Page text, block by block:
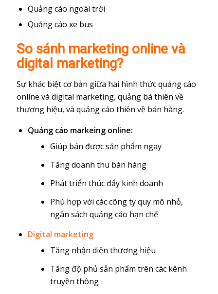
Quảng cáo ngoài trời
Quảng cáo xe bus
So sánh marketing online và
digital marketing?
Sự khác biệt cơ bản giữa hai hình thức quảng cáo
online và digital marketing, quảng bá thiên về
thương hiệu, và quảng cáo thiên về bán hàng.
Quảng cáo markeing online:
Giúp bán được sản phẩm ngay
Tăng doanh thu bán hàng
Phát triển thúc đẩy kinh doanh
Phù hợp với các công ty quy mô nhỏ,
ngân sách quảng cáo hạn chế
Digital marketing
Tăng nhận diện thương hiệu
Tăng độ phủ sản phẩm trên các kênh
truyền thông